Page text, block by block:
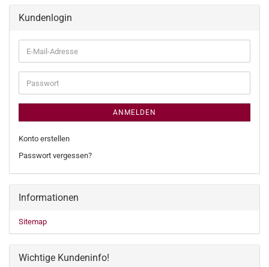
Kundenlogin
E-
Mail-
Adresse
Passwort
ANMELDEN
Konto erstellen
Passwort vergessen?
Informationen
Sitemap
Wichtige Kundeninfo!